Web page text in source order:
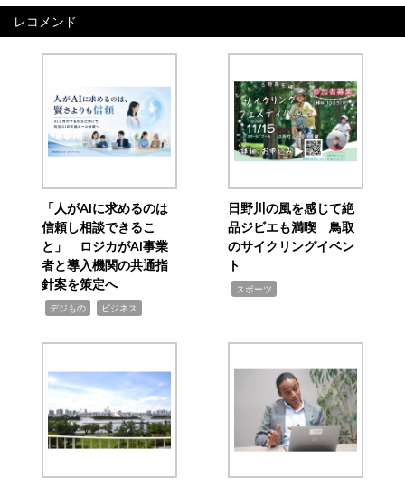
レコメンド
「人がAIに求めるのは
信頼し相談できるこ
と」 ロジカがAI事業
者と導入機関の共通指
針案を策定へ
デジもの ビジネス
日野川の風を感じて絶
品ジビエも満喫 鳥取
のサイクリングイベン
ト
スポーツ